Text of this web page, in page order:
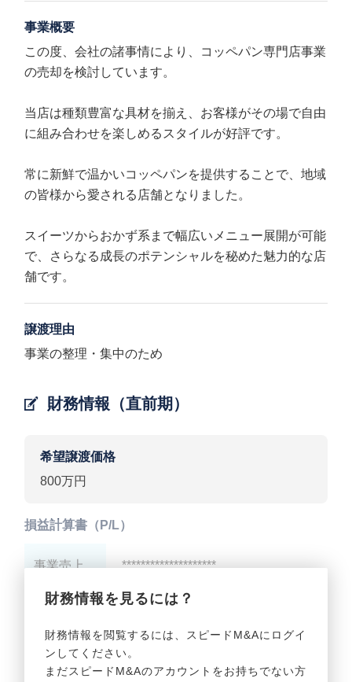
事業概要
この度、会社の諸事情により、コッペパン専門店事業
の売却を検討しています。
当店は種類豊富な具材を揃え、お客様がその場で自由
に組み合わせを楽しめるスタイルが好評です。
常に新鮮で温かいコッペパンを提供することで、地域
の皆様から愛される店舗となりました。
スイーツからおかず系まで幅広いメニュー展開が可能
で、さらなる成長のポテンシャルを秘めた魅力的な店
舗です。
譲渡理由
事業の整理・集中のため
財務情報（直前期）
希望譲渡価格
800万円
財務情報を見るには？
財務情報を閲覧するには、スピードM&Aにログイ
ンしてください。
まだスピードM&Aのアカウントをお持ちでない方
損益計算書（P/L）
事業売上 ********************
事業利益 ********************
貸借対照表（B/S）